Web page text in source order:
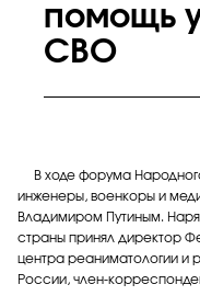
помощь
СВО
В ходе форума
инженеры, военкоры и
Владимиром Путиным.
страны принял директор
центра реаниматологии и
России, член-